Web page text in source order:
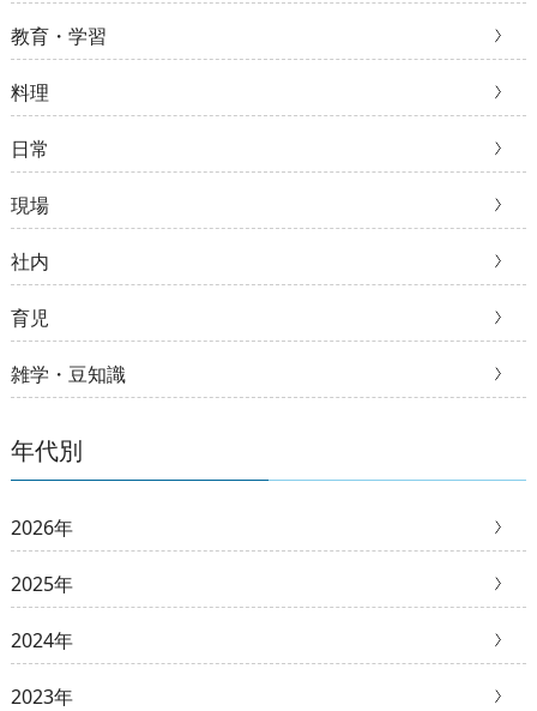
教育・学習
料理
日常
現場
社内
育児
雑学・豆知識
年代別
2026年
2025年
2024年
2023年